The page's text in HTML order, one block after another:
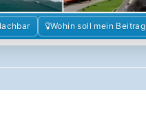
Wohin soll mein Beitrag